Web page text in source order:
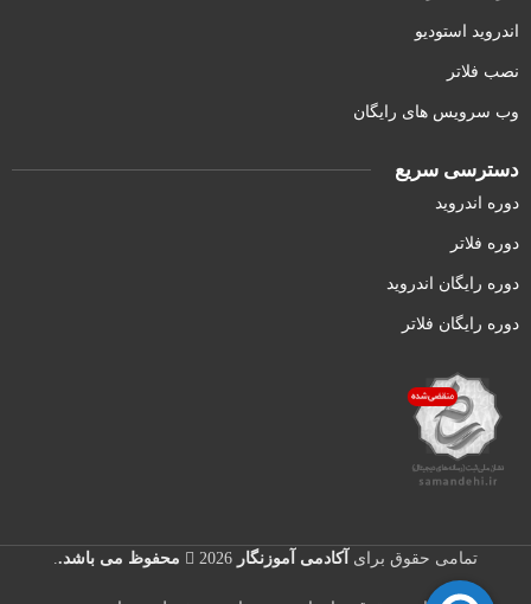
اندروید استودیو
نصب فلاتر
وب سرویس های رایگان
دسترسی سریع
دوره اندروید
دوره فلاتر
دوره رایگان اندروید
دوره رایگان فلاتر
تمامی حقوق برای آکادمی آموزنگار 2026 محفوظ می باشد.